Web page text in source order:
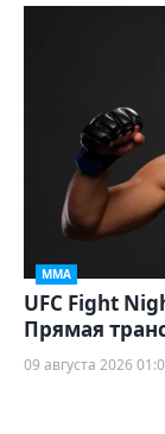
ММА
UFC Fight
Прямая
09 августа 2026